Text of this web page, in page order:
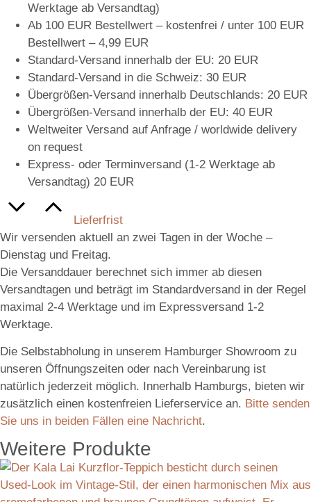
Werktage ab Versandtag)
Ab 100 EUR Bestellwert – kostenfrei / unter 100 EUR
Bestellwert – 4,99 EUR
Standard-Versand innerhalb der EU: 20 EUR
Standard-Versand in die Schweiz: 30 EUR
Übergrößen-Versand innerhalb Deutschlands: 20 EUR
Übergrößen-Versand innerhalb der EU: 40 EUR
Weltweiter Versand auf Anfrage / worldwide delivery
on request
Express- oder Terminversand (1-2 Werktage ab
Versandtag) 20 EUR
Lieferfrist
Wir versenden aktuell an zwei Tagen in der Woche –
Dienstag und Freitag.
Die Versanddauer berechnet sich immer ab diesen
Versandtagen und beträgt im Standardversand in der Regel
maximal 2-4 Werktage und im Expressversand 1-2
Werktage.
Die Selbstabholung in unserem Hamburger Showroom zu
unseren Öffnungszeiten oder nach Vereinbarung ist
natürlich jederzeit möglich. Innerhalb Hamburgs, bieten wir
zusätzlich einen kostenfreien Lieferservice an. Bitte senden
Sie uns in beiden Fällen eine Nachricht.
Weitere Produkte